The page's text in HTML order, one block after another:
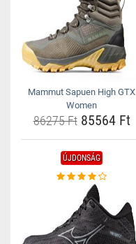
Mammut Sapuen High GTX
Women
86275 Ft85564 Ft
ÚJDONSÁG